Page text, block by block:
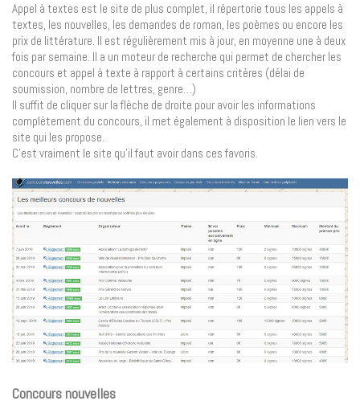
Appel à textes est le site de plus complet, il répertorie tous les appels à
textes, les nouvelles, les demandes de roman, les poèmes ou encore les
prix de littérature. Il est régulièrement mis à jour, en moyenne une à deux
fois par semaine. Il a un moteur de recherche qui permet de chercher les
concours et appel à texte à rapport à certains critères (délai de
soumission, nombre de lettres, genre…)
Il suffit de cliquer sur la flèche de droite pour avoir les informations
complètement du concours, il met également à disposition le lien vers le
site qui les propose.
C’est vraiment le site qu’il faut avoir dans ces favoris.
Concours nouvelles